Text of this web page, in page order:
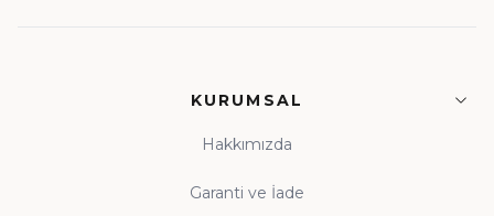
KURUMSAL
Hakkımızda
Garanti ve İade